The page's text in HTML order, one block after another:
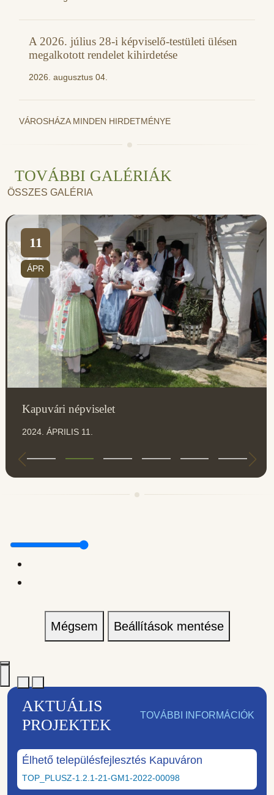
A 2026. július 28-i képviselő-testületi ülésen
megalkotott rendelet kihirdetése
2026. augusztus 04.
VÁROSHÁZA MINDEN HIRDETMÉNYE
TOVÁBBI GALÉRIÁK
ÖSSZES GALÉRIA
11
ÁPR
Kapuvári népviselet
2024. ÁPRILIS 11.
Mégsem Beállítások mentése
AKTUÁLIS
PROJEKTEK
TOVÁBBI INFORMÁCIÓK
Élhető településfejlesztés Kapuváron
TOP_PLUSZ-1.2.1-21-GM1-2022-00098